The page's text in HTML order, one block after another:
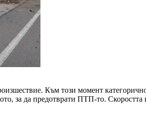
Към този момент
за да предотврати ПТП-то.